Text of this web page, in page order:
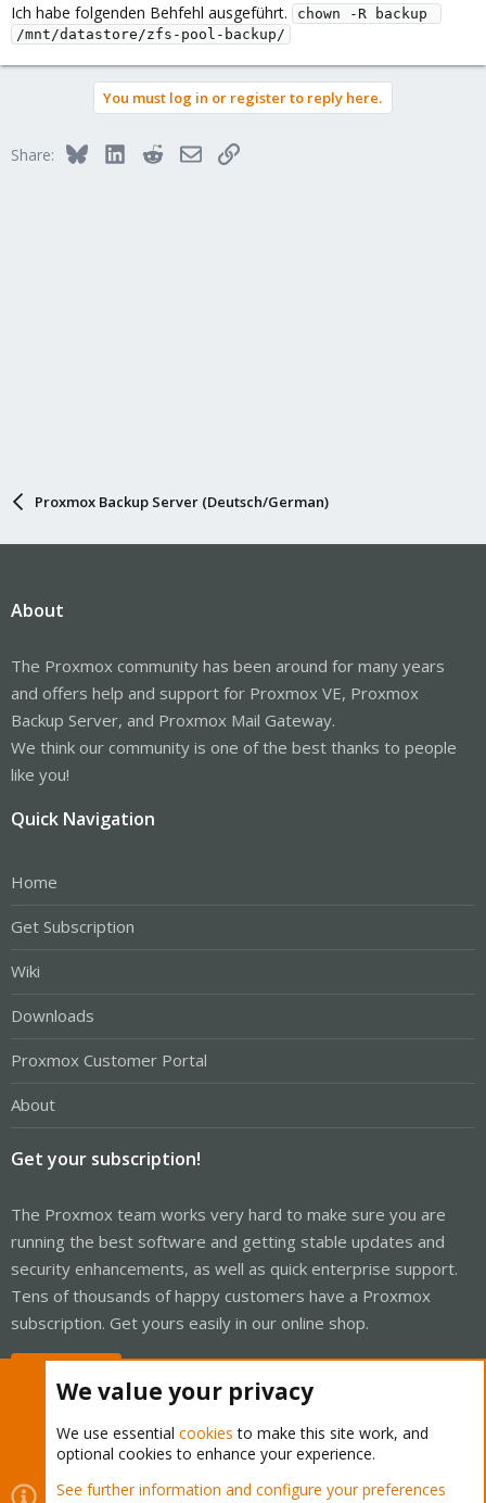
Ich habe folgenden Behfehl ausgeführt.
chown -R backup
/mnt/datastore/zfs-pool-backup/
You must log in or register to reply here.
Share: BlueskyLinkedInRedditEmailLink
Proxmox Backup Server (Deutsch/German)
About
The Proxmox community has been around for many years
and offers help and support for Proxmox VE, Proxmox
Backup Server, and Proxmox Mail Gateway.
We think our community is one of the best thanks to people
like you!
Quick Navigation
Home
Get Subscription
Wiki
Downloads
Proxmox Customer Portal
About
Get your subscription!
The Proxmox team works very hard to make sure you are
running the best software and getting stable updates and
security enhancements, as well as quick enterprise support.
Tens of thousands of happy customers have a Proxmox
subscription. Get yours easily in our online shop.
Cookies Proxmox Support Forum - Light Mode
We value your privacy
We use essential cookies to make this site work, and
optional cookies to enhance your experience.
See further information and configure your preferences